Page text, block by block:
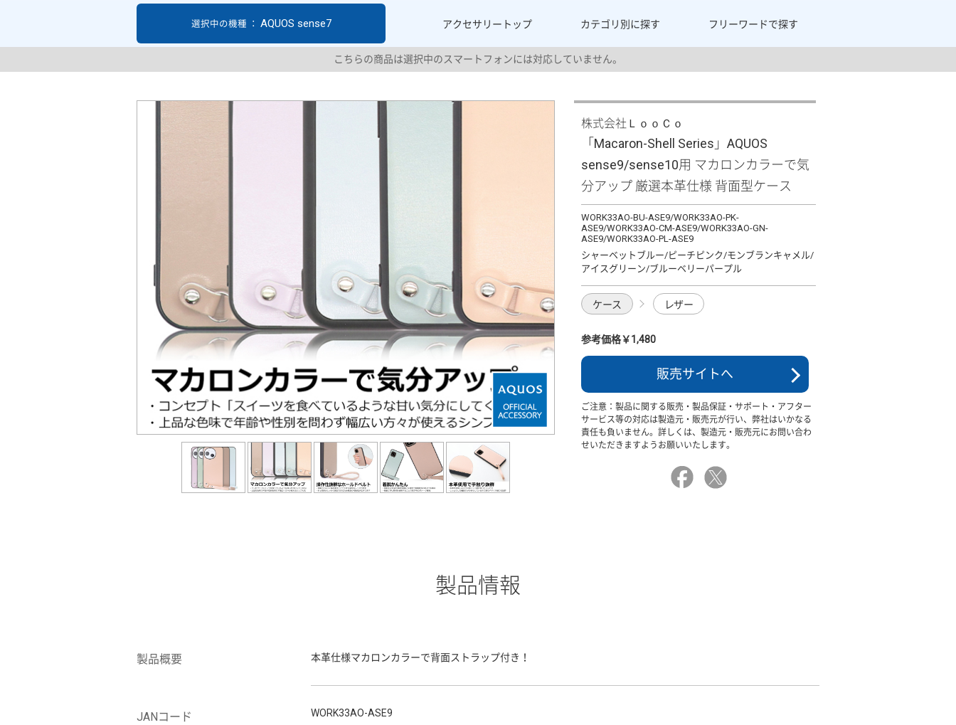
アクセサリー トップ カテゴリ別に探す フリーワードで探す
選択中の機種 ： AQUOS sense7
こちらの商品は選択中のスマートフォンには対応していません。
株式会社ＬｏｏＣｏ
「Macaron-Shell Series」AQUOS
sense9/sense10用 マカロンカラーで気
分アップ 厳選本革仕様 背面型ケース
WORK33AO-BU-ASE9/WORK33AO-PK-
ASE9/WORK33AO-CM-ASE9/WORK33AO-GN-
ASE9/WORK33AO-PL-ASE9
シャーベットブルー/ピーチピンク/モンブランキャメル/
アイスグリーン/ブルーベリーパープル
ケース レザー
参考価格￥1,480
販売サイトへ
ご注意：製品に関する販売・製品保証・サポート・アフター
サービス等の対応は製造元・販売元が行い、弊社はいかなる
責任も負いません。詳しくは、製造元・販売元にお問い合わ
せいただきますようお願いいたします。
製品情報
製品概要 本革仕様マカロンカラーで背面ストラップ付き！
JANコード WORK33AO-ASE9